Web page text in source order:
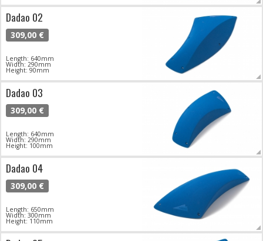
Dadao 02
309,00 €
Length: 640mm
Width: 290mm
Height: 90mm
Dadao 03
309,00 €
Length: 640mm
Width: 290mm
Height: 100mm
Dadao 04
309,00 €
Length: 650mm
Width: 300mm
Height: 110mm